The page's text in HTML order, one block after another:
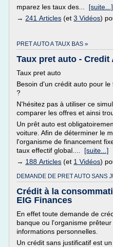
mparez les taux des... [suite...]
→ 241 Articles (et 3 Vidéos)
PRET AUTO A TAUX BAS »
Taux pret auto - Credit
Taux pret auto
Besoin d'un crédit auto pour
?
N'hésitez pas à utiliser ce
comparer les offres et ainsi
Un prêt auto est
voiture. Afin de déterminer le
l'organisme de financement
taux effectif global.... [suite...]
→ 188 Articles (et 1 Vidéos)
DEMANDE DE PRET AUTO SANS
Crédit à la
EIG Finances
En effet toute demande de
banque ou l'organisme
informations personnelles.
Un crédit sans justificatif est